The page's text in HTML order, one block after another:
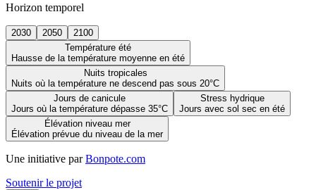
Horizon temporel
2030 2050
2100
Température été
Hausse de la température moyenne en été
Nuits tropicales
Nuits où la température ne descend pas sous 20°C
Jours de canicule
Jours où la température dépasse 35°C
Stress hydrique
Jours avec sol sec en été
Élévation niveau mer
Élévation prévue du niveau de la mer
Une initiative par Bonpote.com
Soutenir le projet